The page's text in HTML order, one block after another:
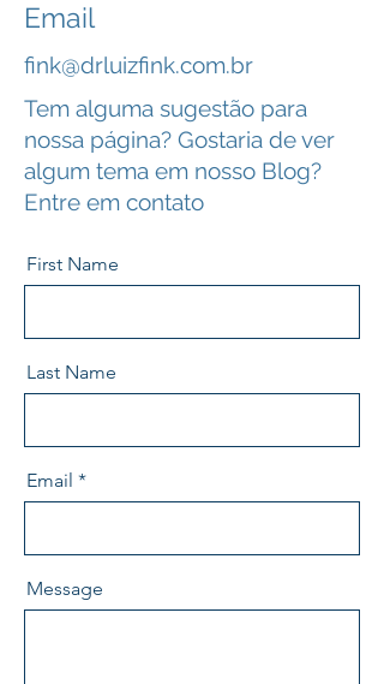
Email
fink@drluizfink.com.br
Tem alguma sugestão para
nossa página? Gostaria de ver
algum tema em nosso Blog?
Entre em contato
First Name
Last Name
Email
Message